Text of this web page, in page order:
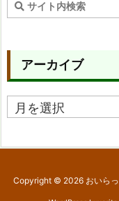
アーカイブ
ア
ー
イ
Copyright © 2026 おいら